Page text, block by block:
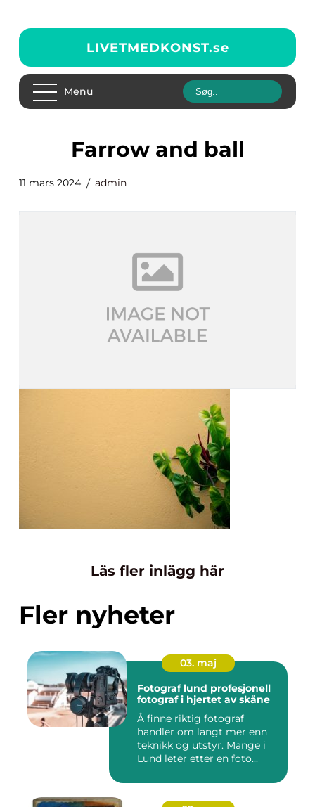
LIVETMEDKONST.se
Menu
Farrow and ball
11 mars 2024 admin
Läs fler inlägg här
Fler nyheter
03. maj
Fotograf lund profesjonell
fotograf i hjertet av skåne
Å finne riktig fotograf
handler om langt mer enn
teknikk og utstyr. Mange i
Lund leter etter en foto...